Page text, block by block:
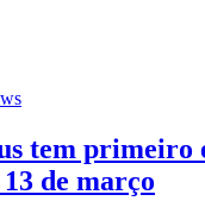
tem primeiro
de março